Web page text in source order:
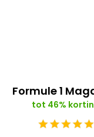
Formule 1
tot 46%